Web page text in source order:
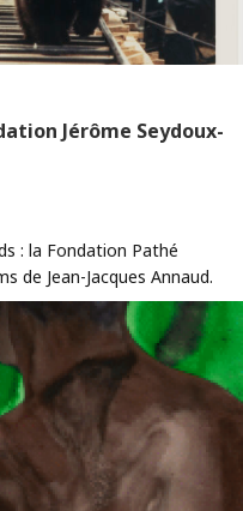
Jérôme Seydoux-
: la Fondation Pathé
de Jean-Jacques Annaud.